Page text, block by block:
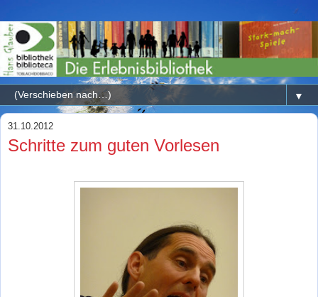
▼
31.10.2012
Schritte zum guten Vorlesen